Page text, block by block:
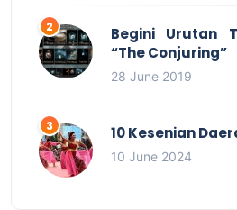
Begini Urutan
“The Conjuring”
28 June 2019
10 Kesenian
10 June 2024